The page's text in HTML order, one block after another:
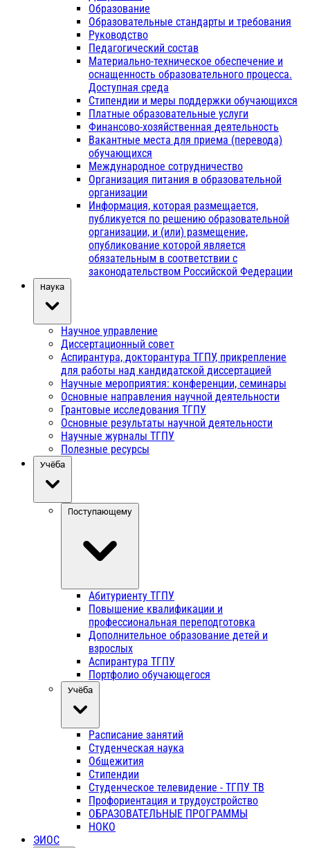
Образование
Образовательные стандарты и требования
Руководство
Педагогический состав
Материально-техническое обеспечение и
оснащенность образовательного процесса.
Доступная среда
Стипендии и меры поддержки обучающихся
Платные образовательные услуги
Финансово-хозяйственная деятельность
Вакантные места для приема (перевода)
обучающихся
Международное сотрудничество
Организация питания в образовательной
организации
Информация, которая размещается,
публикуется по решению образовательной
организации, и (или) размещение,
опубликование которой является
обязательным в соответствии с
законодательством Российской Федерации
Наука
Научное управление
Диссертационный совет
Аспирантура, докторантура ТГПУ, прикрепление
для работы над кандидатской диссертацией
Научные мероприятия: конференции, семинары
Основные направления научной деятельности
Грантовые исследования ТГПУ
Основные результаты научной деятельности
Научные журналы ТГПУ
Полезные ресурсы
Учёба
Поступающему
Абитуриенту ТГПУ
Повышение квалификации и
профессиональная переподготовка
Дополнительное образование детей и
взрослых
Аспирантура ТГПУ
Портфолио обучающегося
Учёба
Расписание занятий
Студенческая наука
Общежития
Стипендии
Студенческое телевидение - ТГПУ ТВ
Профориентация и трудоустройство
ОБРАЗОВАТЕЛЬНЫЕ ПРОГРАММЫ
НОКО
ЭИОС